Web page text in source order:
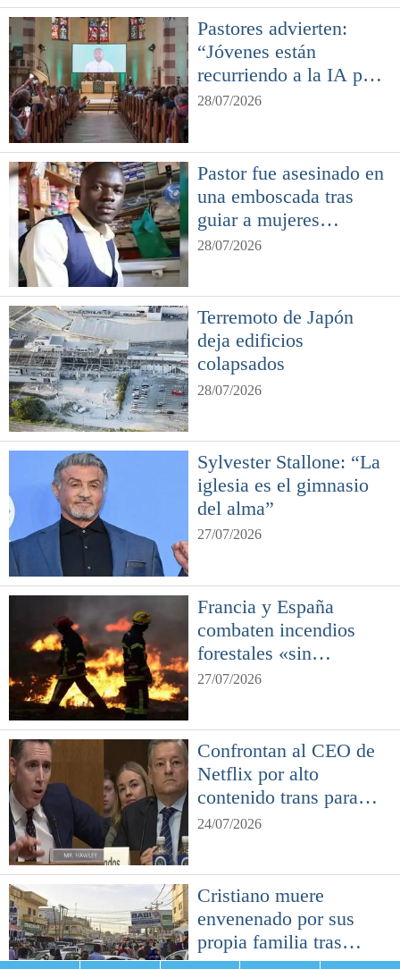
Pastores advierten:
“Jóvenes están
recurriendo a la IA para
asuntos espirituales”
28/07/2026
Pastor fue asesinado en
una emboscada tras
guiar a mujeres
musulmanas a Jesús
28/07/2026
Terremoto de Japón
deja edificios
colapsados
28/07/2026
Sylvester Stallone: “La
iglesia es el gimnasio
del alma”
27/07/2026
Francia y España
combaten incendios
forestales «sin
precedentes»
27/07/2026
Confrontan al CEO de
Netflix por alto
contenido trans para
niños en la plataforma
24/07/2026
Cristiano muere
envenenado por sus
propia familia tras